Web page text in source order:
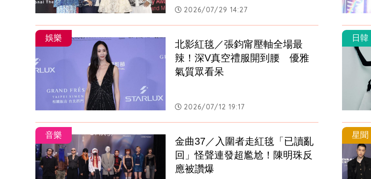
2026/07/29 14:27
娛樂
北影紅毯／張鈞甯壓軸全場最
辣！深V真空禮服開到腰　優雅
氣質眾看呆
2026/07/12 19:17
日韓
音樂
金曲37／入圍者走紅毯「已讀亂
回」怪聲連發超尷尬！陳明珠反
應被讚爆
星聞